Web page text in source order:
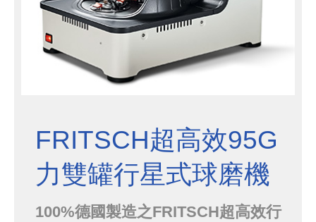
FRITSCH超高效95G
力雙罐行星式球磨機
P7P
100%德國製造之FRITSCH超高效行